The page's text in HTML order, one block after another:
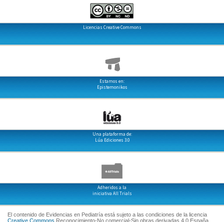
Licencias Creative Commons
Estamos en:
Epistemonikos
Una plataforma de:
Lúa Ediciones 3.0
Adheridos a la
iniciativa All Trials
El contenido de Evidencias en Pediatría está sujeto a las condiciones de la licencia
Creative Commons Reconocimiento-No comercial-Sin obras derivadas 4.0 España